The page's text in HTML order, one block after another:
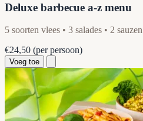
Deluxe barbecue a-z menu
5 soorten vlees • 3 salades • 2 sauzen
€24,50 (per persoon)
Voeg toe